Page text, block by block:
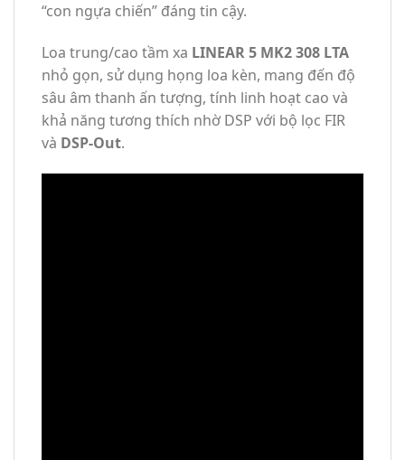
“con ngựa chiến” đáng tin cậy.
Loa trung/cao tầm xa LINEAR 5 MK2 308 LTA
nhỏ gọn, sử dụng họng loa kèn, mang đến độ
sâu âm thanh ấn tượng, tính linh hoạt cao và
khả năng tương thích nhờ DSP với bộ lọc FIR
và DSP-Out.